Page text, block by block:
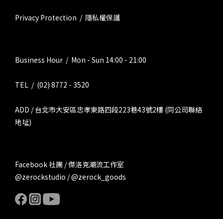
Privacy Protection / 隱私權保護
Business Hour / Mon - Sun 14:00 - 21:00
TEL / (02) 8772 - 3520
ADD / 台北市大安區忠孝東路四段223巷43號2樓 (同公司聯絡
地址)
Facebook 社團 / 傑洛克潮流工作室
@zerockstudio / @zerock_goods